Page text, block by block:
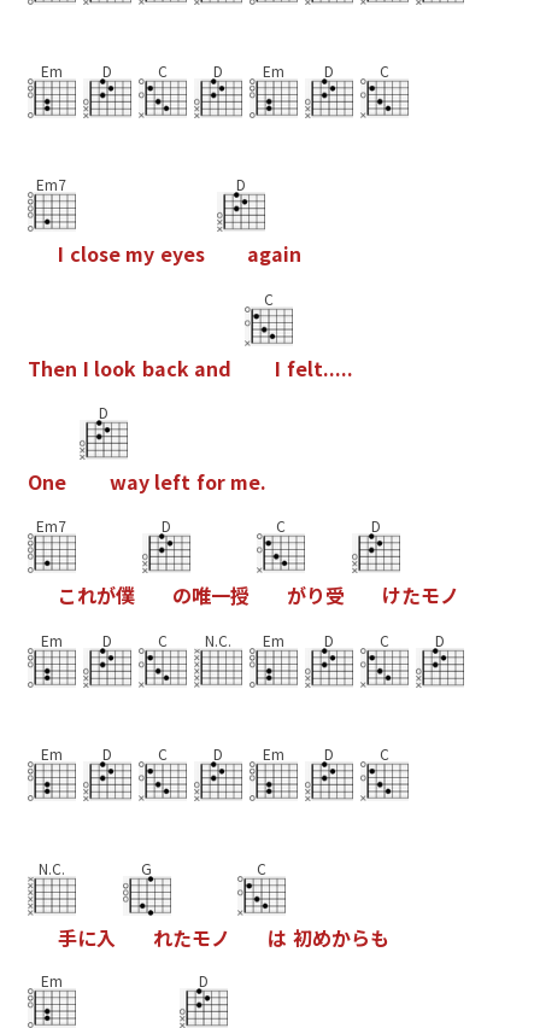
Em D C D Em D C
Em7
I close my eyes
D
again
Then I look back and
C
I felt.....
One
D
way left for me.
Em7
これが僕
D
の唯一授
C
がり受
D
けたモノ
Em D C N.C. Em D C D
Em D C D Em D C
N.C.
手に入
G
れたモノ
C
は 初めからも
Em D